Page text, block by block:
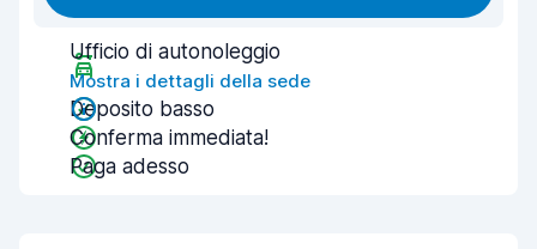
Ufficio di autonoleggio
Mostra i dettagli della sede
Deposito basso
Conferma immediata!
Paga adesso